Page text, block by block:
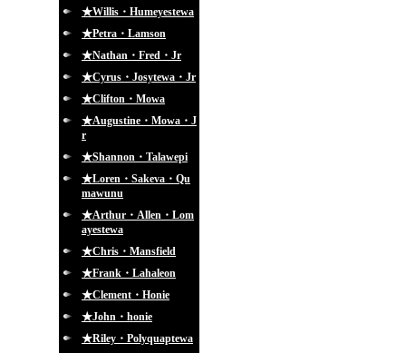
★Willis・Humeyestewa
★Petra・Lamson
★Nathan・Fred・Jr
★Cyrus・Josytewa・Jr
★Clifton・Mowa
★Augustine・Mowa・J
r
★Shannon・Talawepi
★Loren・Sakeva・Qu
mawunu
★Arthur・Allen・Lom
ayestewa
★Chris・Mansfield
★Frank・Lahaleon
★Clement・Honie
★John・honie
★Riley・Polyquaptewa